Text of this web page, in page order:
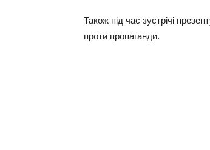
Також під час зустрічі
проти пропаганди.